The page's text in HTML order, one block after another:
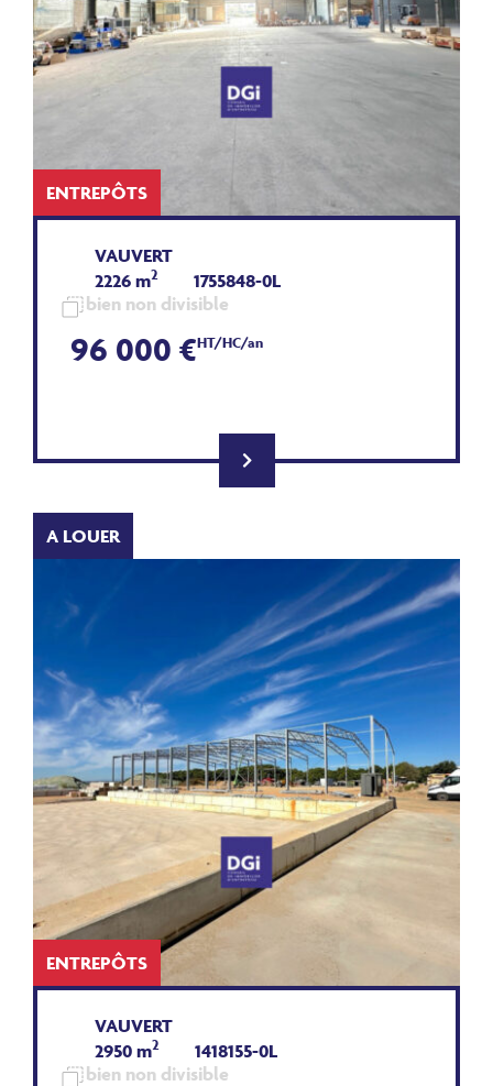
ENTREPÔTS
VAUVERT
2226 m2
1755848-0L
bien non divisible
96 000 €HT/HC/an
A LOUER
ENTREPÔTS
VAUVERT
2950 m2
1418155-0L
bien non divisible